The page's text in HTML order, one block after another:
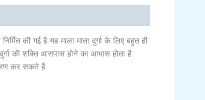
की गई है यह माला माता दुर्गा के लिए बहुत ही
की शक्ति आसपास होने का आभास होता है
कर सकते हैं